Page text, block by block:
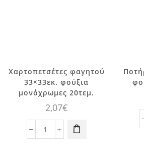
Χαρτοπετσέτες φαγητού
33×33εκ. φούξια
μονόχρωμες 20τεμ.
2,07€
Χαρτοπετσέτες